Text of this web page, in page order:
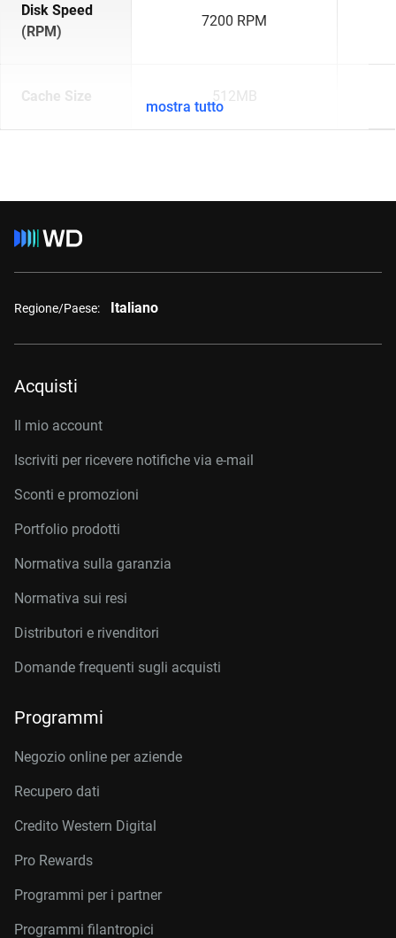
Disk Speed
(RPM)
7200 RPM
Cache Size 512MB
mostra tutto
Regione/Paese: Italiano
Acquisti
Il mio account
Iscriviti per ricevere notifiche via e-mail
Sconti e promozioni
Portfolio prodotti
Normativa sulla garanzia
Normativa sui resi
Distributori e rivenditori
Domande frequenti sugli acquisti
Programmi
Negozio online per aziende
Recupero dati
Credito Western Digital
Pro Rewards
Programmi per i partner
Programmi filantropici